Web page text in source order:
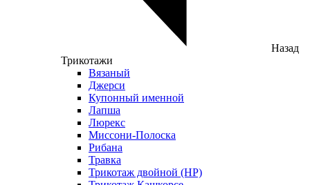
Назад
Трикотажи
Вязаный
Джерси
Купонный именной
Лапша
Люрекс
Миссони-Полоска
Рибана
Травка
Трикотаж двойной (НР)